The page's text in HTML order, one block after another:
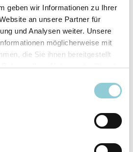
geben wir Informationen zu Ihrer
an unsere Partner für
und Analysen weiter. Unsere
möglicherweise mit
die Sie ihnen bereitgestellt
Ihrer Nutzung der Dienste
N Line
sofort
SUV/​Geländewagen/​
Pickup
110 kW (150 PS)